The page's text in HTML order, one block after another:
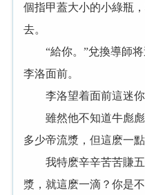
個指甲蓋大小的小綠瓶
去。
“給你。”兌換導師将
李洛面前。
李洛望着面前這迷你
雖然他不知道牛彪彪
多少帝流漿，但這麽一
我特麽辛辛苦苦賺五
漿，就這麽一滴？你是